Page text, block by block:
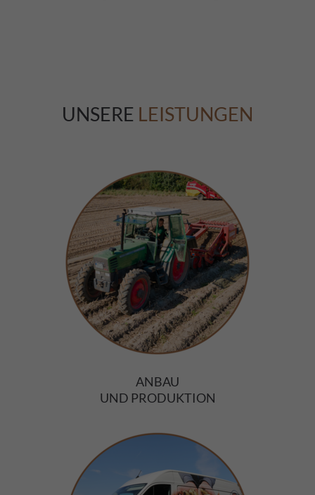
UNSERE LEISTUNGEN
ANBAU
UND PRODUKTION